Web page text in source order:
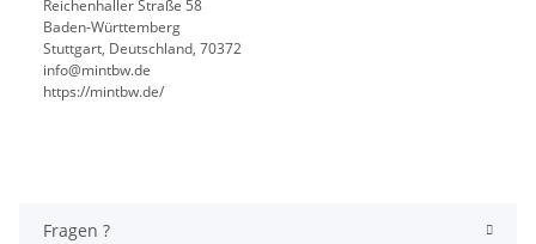
Reichenhaller Straße 58
Baden-Württemberg
Stuttgart, Deutschland, 70372
info@mintbw.de
https://mintbw.de/
Fragen ?